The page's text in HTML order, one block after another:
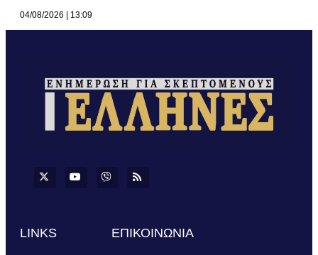
04/08/2026 13:09
LINKS ΕΠΙΚΟΙΝΩΝΙΑ